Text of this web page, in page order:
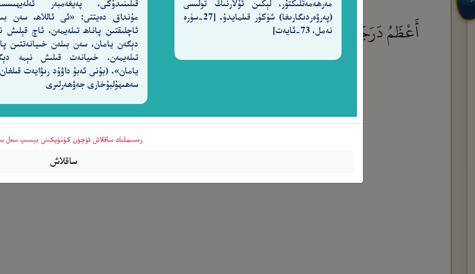
مەرھەمەتلىكتۇر، لېكىن ئۇلارنىڭ تولىسى
(پەرۋەردىگارىغا) شۈكۈر قىلمايدۇ. [27-سۈرە
نەمل، 73-ئايەت]
قىلىنىدۇكى، پەيغەمبەر
مۇنداق دەيتتى: «ئى ئاللاھ، سەن
ئاچلىقتىن پاناھ تىلەيمەن، ئاچ قېلىش
دېگەن يامان، سەن بىلەن خىيانەتتىن
تىلەيمەن، خىيانەت قىلىش نېمە
يامان». (بۇنى ئەبۇ داۋۇد رىۋايەت
سەھىھۇلبۇخارى جەۋھەرلىرى
رەسىملىك ساقلاش ئۈچۈن كۇنۇپكىنى بېسىپ سەل
ساقلاش
أَعْظَمُ دَرَجَةً عِندَ ٱللَّهِ ۚ وَأُو۟لَـٰٓئِكَ هُمُ ٱلْفَآئِزُونَ